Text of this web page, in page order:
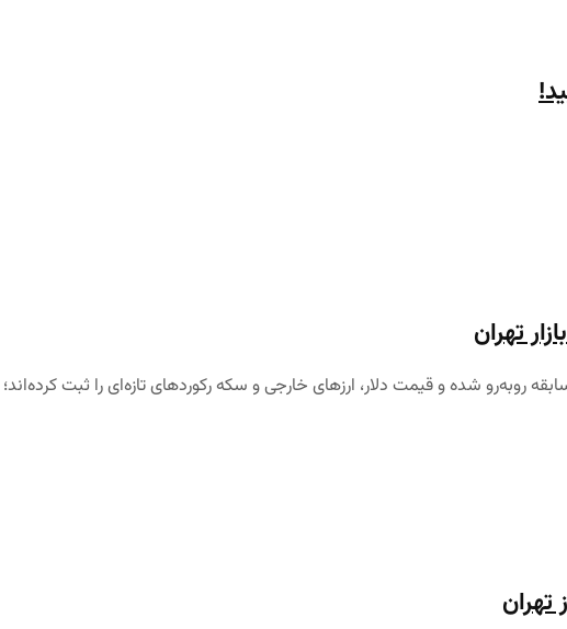
تهران
روبه‌رو شده و قیمت دلار، ارزهای خارجی و سکه رکوردهای تازه‌ای را ثبت
تهران